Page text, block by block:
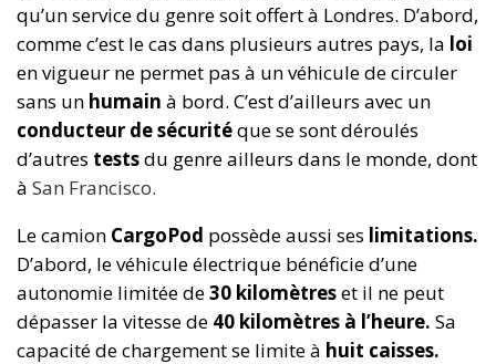
qu’un service du genre soit offert à Londres. D’abord,
comme c’est le cas dans plusieurs autres pays, la loi
en vigueur ne permet pas à un véhicule de circuler
sans un humain à bord. C’est d’ailleurs avec un
conducteur de sécuritéque se sont déroulés
d’autres testsdu genre ailleurs dans le monde, dont
à San Francisco.
Le camion CargoPod possède aussi ses limitations.
D’abord, le véhicule électrique bénéficie d’une
autonomie limitée de30 kilomètreset il ne peut
dépasser la vitesse de 40 kilomètres à l’heure. Sa
capacité de chargement se limite à huit caisses.